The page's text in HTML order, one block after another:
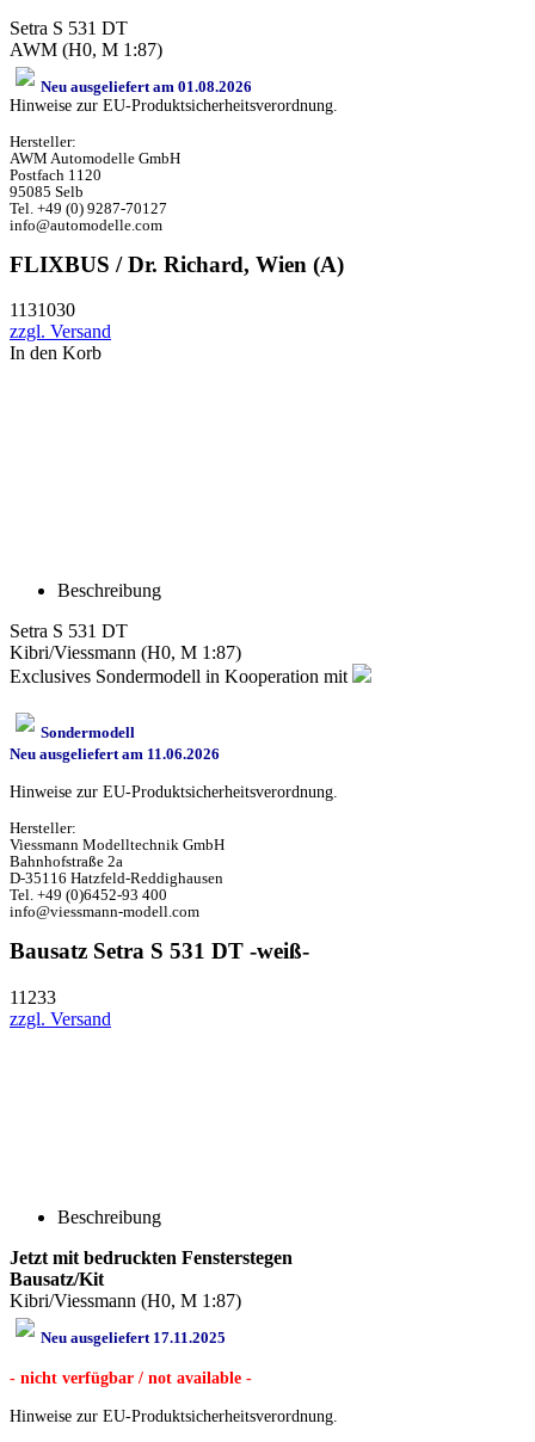
Setra S 531 DT
AWM (H0, M 1:87)
Neu ausgeliefert am 01.08.2026
Hinweise zur EU-Produktsicherheitsverordnung.
Hersteller:
AWM Automodelle GmbH
Postfach 1120
95085 Selb
Tel. +49 (0) 9287-70127
info@automodelle.com
FLIXBUS / Dr. Richard, Wien (A)
1131030
zzgl. Versand
In den Korb
Beschreibung
Setra S 531 DT
Kibri/Viessmann (H0, M 1:87)
Exclusives Sondermodell in Kooperation mit
Sondermodell
Neu ausgeliefert am 11.06.2026
Hinweise zur EU-Produktsicherheitsverordnung.
Hersteller:
Viessmann Modelltechnik GmbH
Bahnhofstraße 2a
D-35116 Hatzfeld-Reddighausen
Tel. +49 (0)6452-93 400
info@viessmann-modell.com
Bausatz Setra S 531 DT -weiß-
11233
zzgl. Versand
Beschreibung
Jetzt mit bedruckten Fensterstegen
Bausatz/Kit
Kibri/Viessmann (H0, M 1:87)
Neu ausgeliefert 17.11.2025
- nicht verfügbar / not available -
Hinweise zur EU-Produktsicherheitsverordnung.